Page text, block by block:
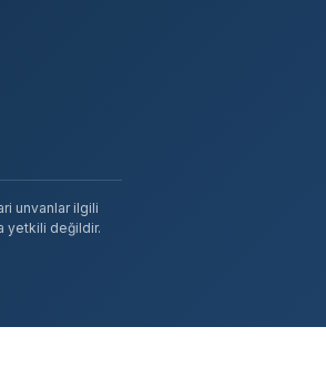
unvanlar ilgili
yetkili değildir.